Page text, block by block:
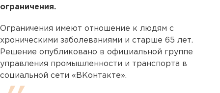
ограничения.
Ограничения имеют отношение к людям с
хроническими заболеваниями и старше 65 лет.
Решение опубликовано в официальной группе
управления промышленности и транспорта в
социальной сети «ВКонтакте».